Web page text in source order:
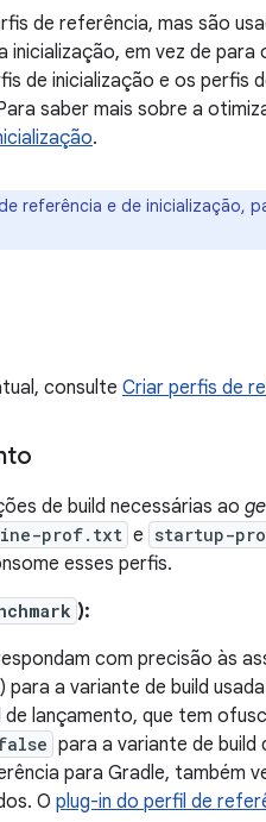
de referência, mas são
em vez de
de inicialização e os perfis
saber mais sobre a
.
referência e de inicialização,
consulte Criar perfis de
de build necessárias ao
prof.txt e startup-
esses perfis.
):
com precisão às
a variante de build
lançamento, que tem
para a variante de build
para Gradle, também
O plug-in do perfil de